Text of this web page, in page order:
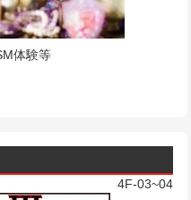
体験等
4F-03~04